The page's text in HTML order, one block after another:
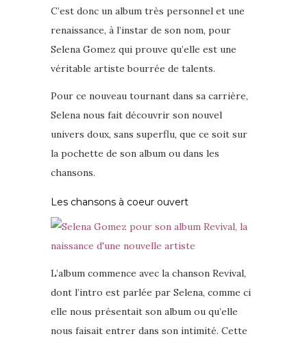
C’est donc un album très personnel et une
renaissance, à l’instar de son nom, pour
Selena Gomez qui prouve qu’elle est une
véritable artiste bourrée de talents.
Pour ce nouveau tournant dans sa carrière,
Selena nous fait découvrir son nouvel
univers doux, sans superflu, que ce soit sur
la pochette de son album ou dans les
chansons.
Les chansons à coeur ouvert
L’album commence avec la chanson Revival,
dont l’intro est parlée par Selena, comme ci
elle nous présentait son album ou qu’elle
nous faisait entrer dans son intimité. Cette